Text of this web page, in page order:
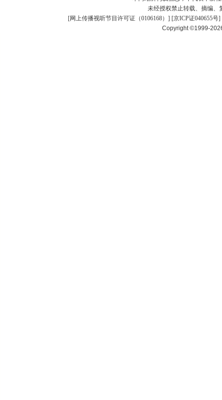
未经授权禁止转载、摘编、
[网上传播视听节目许可证（0106168） ] [京ICP证040655号]
Copyright ©1999-